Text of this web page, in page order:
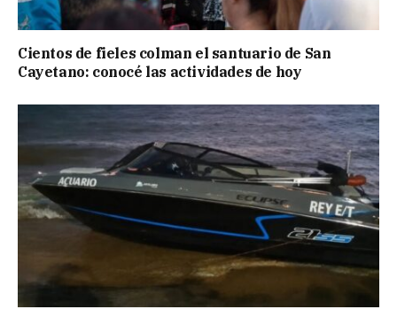
Cientos de fieles colman el santuario de San
Cayetano: conocé las actividades de hoy